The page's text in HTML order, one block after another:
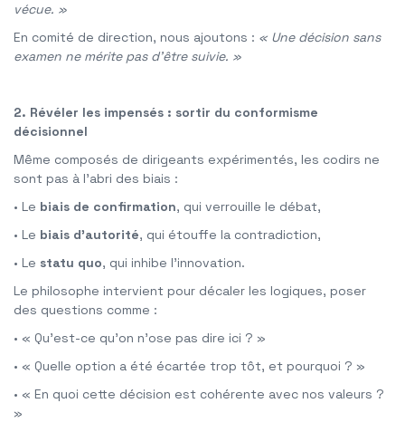
vécue. »
En comité de direction, nous ajoutons : « Une décision sans
examen ne mérite pas d’être suivie. »
2. Révéler les impensés : sortir du conformisme
décisionnel
Même composés de dirigeants expérimentés, les codirs ne
sont pas à l’abri des biais :
• Le biais de confirmation, qui verrouille le débat,
• Le biais d’autorité, qui étouffe la contradiction,
• Le statu quo, qui inhibe l’innovation.
Le philosophe intervient pour décaler les logiques, poser
des questions comme :
• « Qu’est-ce qu’on n’ose pas dire ici ? »
• « Quelle option a été écartée trop tôt, et pourquoi ? »
• « En quoi cette décision est cohérente avec nos valeurs ?
»